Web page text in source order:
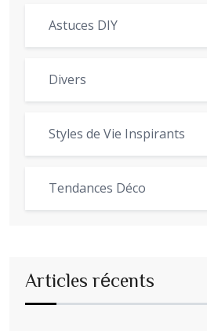
Astuces DIY
Divers
Styles de Vie Inspirants
Tendances Déco
Articles récents